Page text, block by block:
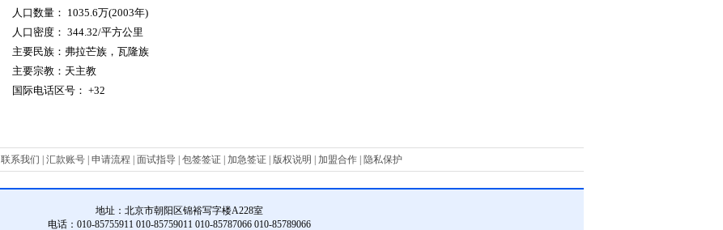
人口数量： 1035.6万(2003年)
人口密度： 344.32/平方公里
主要民族： 弗拉芒族，瓦隆族
主要宗教： 天主教
国际电话区号： +32
联系我们 汇款账号 申请流程 面试指导 包签签证 加急签证 版权说明 加盟合作 隐私保护
地址： 北京市朝阳区锦裕写字楼A228室
电话：010-85755911 010-85759011 010-85787066 010-85789066